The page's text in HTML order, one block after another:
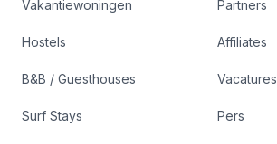
Vakantiewoningen
Hostels
B&B / Guesthouses
Surf Stays
Partners
Affiliates
Vacatures
Pers